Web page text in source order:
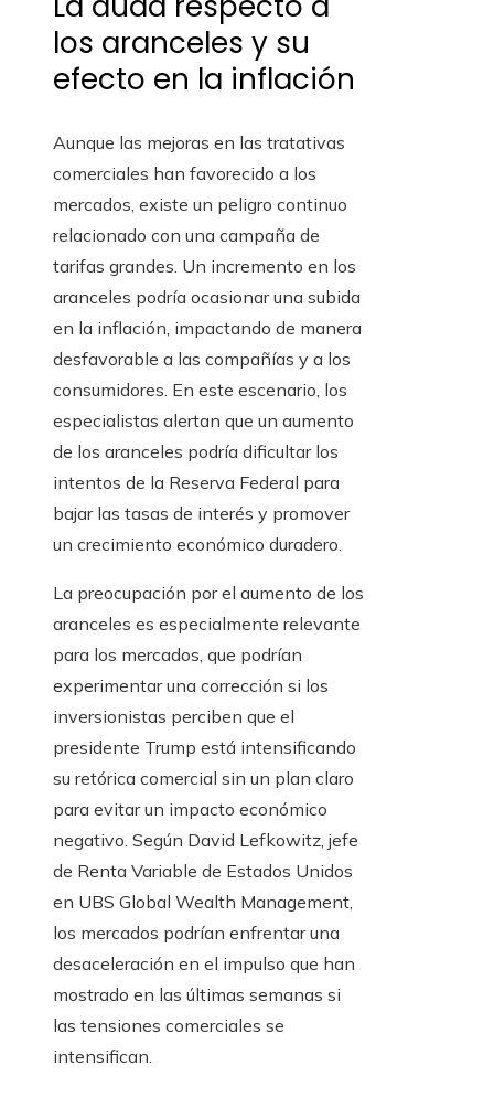
los aranceles y su
efecto en la inflación
Aunque las mejoras en las tratativas
comerciales han favorecido a los
mercados, existe un peligro continuo
relacionado con una campaña de
tarifas grandes. Un incremento en los
aranceles podría ocasionar una subida
en la inflación, impactando de manera
desfavorable a las compañías y a los
consumidores. En este escenario, los
especialistas alertan que un aumento
de los aranceles podría dificultar los
intentos de la Reserva Federal para
bajar las tasas de interés y promover
un crecimiento económico duradero.
La preocupación por el aumento de los
aranceles es especialmente relevante
para los mercados, que podrían
experimentar una corrección si los
inversionistas perciben que el
presidente Trump está intensificando
su retórica comercial sin un plan claro
para evitar un impacto económico
negativo. Según David Lefkowitz, jefe
de Renta Variable de Estados Unidos
en UBS Global Wealth Management,
los mercados podrían enfrentar una
desaceleración en el impulso que han
mostrado en las últimas semanas si
las tensiones comerciales se
intensifican.